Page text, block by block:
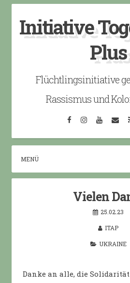
content
Initiative
Plus
Flüchtlingsinitiative
Rassismus und
FacebookInstagramYouTube
MENÜ
Vielen
25.02.23
ITAP
UKRAINE
Danke an alle, die